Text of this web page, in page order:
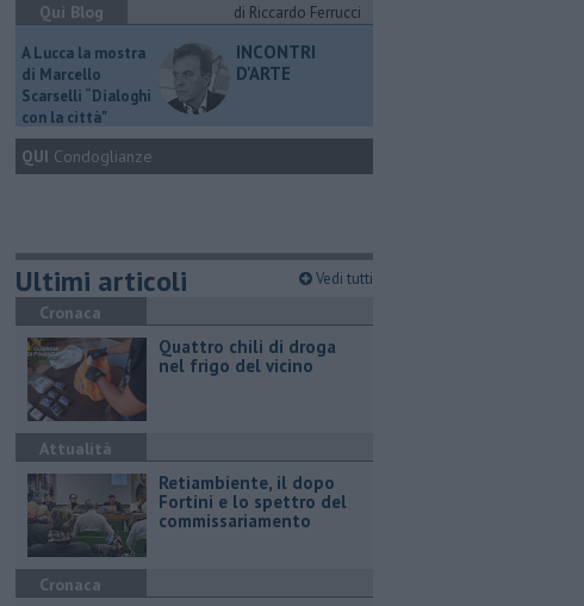
Qui Blog
di Riccardo Ferrucci
A Lucca la mostra
di Marcello
Scarselli “Dialoghi
con la città"
INCONTRI
D'ARTE
QUI Condoglianze
Ultimi articoli Vedi tutti
Cronaca
Quattro chili di droga
nel frigo del vicino
Attualità
Retiambiente, il dopo
Fortini e lo spettro del
commissariamento
Cronaca